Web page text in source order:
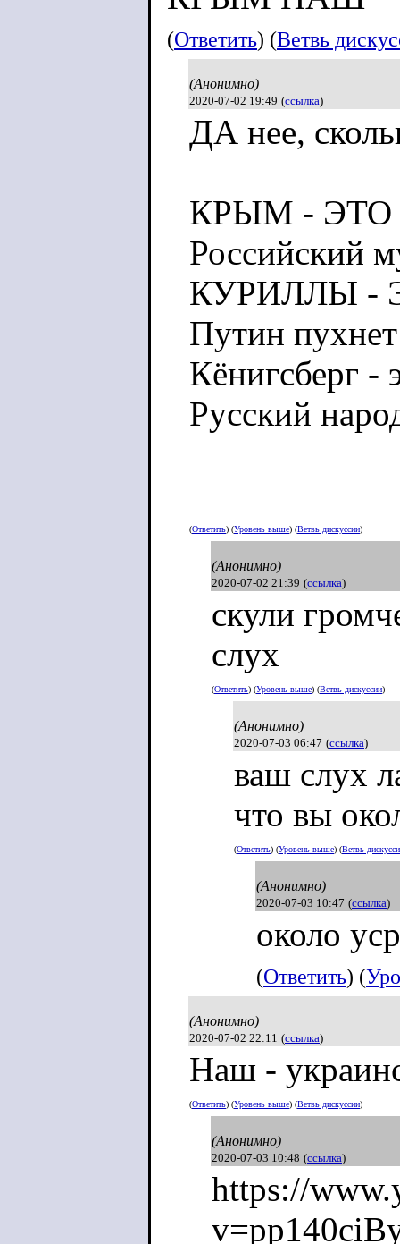
(Ответить) (Ветвь
(Анонимно)
2020-07-02 19:49 (ссылка)
ДА нее,
КРЫМ -
Российский
КУРИЛЛЫ -
Путин
Кёнигсберг -
Русский
(Ответить) (Уровень выше) (Ветвь дискуссии)
(Анонимно)
2020-07-02 21:39 (ссылка)
скули
слух
(Ответить) (Уровень выше) (Ветвь дискуссии)
(Анонимно)
2020-07-03 06:47 (ссылка)
ваш слух
что вы
(Ответить) (Уровень выше) (Ветвь
(Анонимно)
2020-07-03 10:47 (ссылка)
около
(Ответить) (
(Анонимно)
2020-07-02 22:11 (ссылка)
Наш -
(Ответить) (Уровень выше) (Ветвь дискуссии)
(Анонимно)
2020-07-03 10:48 (ссылка)
https://
v=pp140ciB